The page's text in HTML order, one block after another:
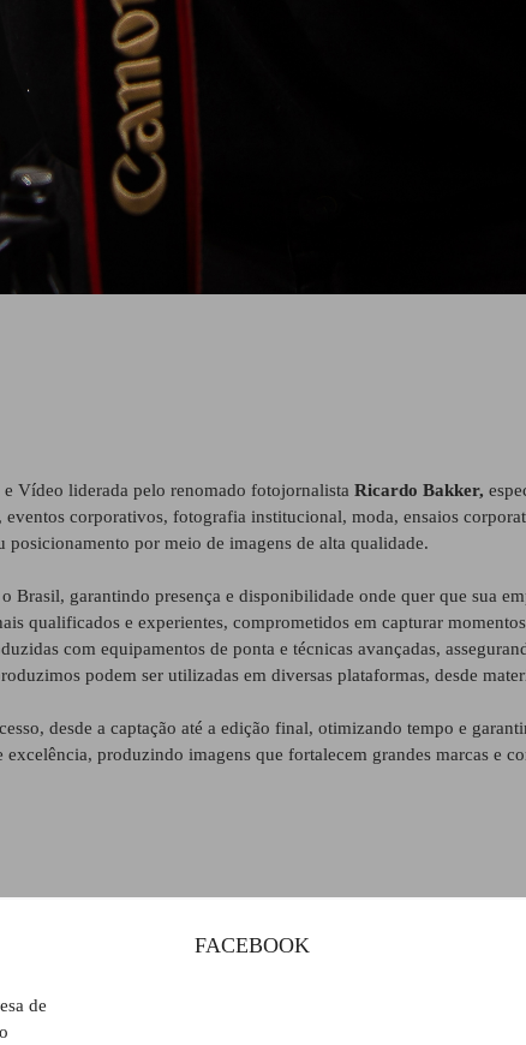
Vídeo liderada pelo renomado fotojornalista Ricardo Bakker,
eventos corporativos, fotografia institucional, moda, ensaios
por meio de imagens de alta qualidade.
Brasil, garantindo presença e disponibilidade onde quer que sua
qualificados e experientes, comprometidos em capturar
com equipamentos de ponta e técnicas avançadas,
podem ser utilizadas em diversas plataformas, desde
desde a captação até a edição final, otimizando tempo e
produzindo imagens que fortalecem grandes marcas e
de
FACEBOOK